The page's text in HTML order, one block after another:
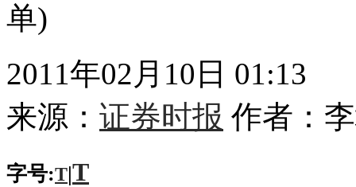
单)
2011年02月10日 01:13
来源： 证券时报 作者：
字号:T|T